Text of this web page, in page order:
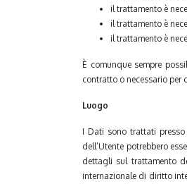
il trattamento è
il trattamento è
il trattamento è
È comunque sempre
contratto o necessario per
Luogo
I Dati sono trattati
dell’Utente potrebbero
dettagli sul trattamento
internazionale di diritto